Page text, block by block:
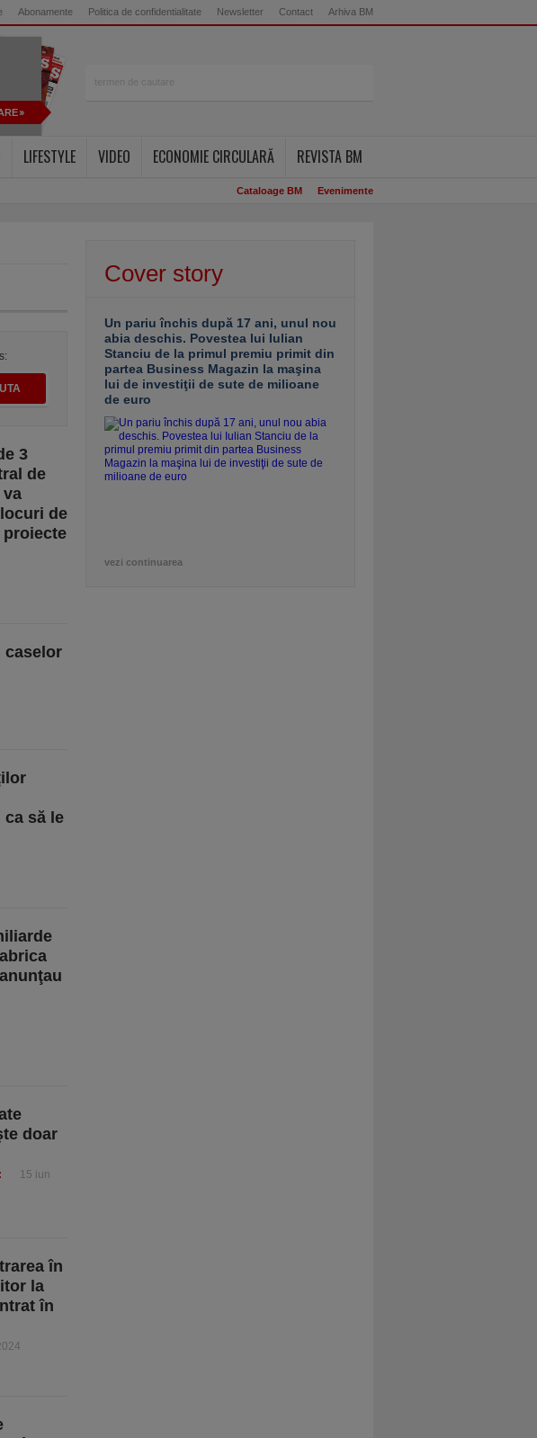
Abonamente Politica de confidentialitate Newsletter Contact Arhiva BM
LIFESTYLE VIDEO ECONOMIE CIRCULARĂ REVISTA BM
Cataloage BM Evenimente
3
de
va
de
proiecte
caselor
ca să le
doar
15 iun
în
la
în
Cover story
Un pariu închis după 17 ani, unul nou
abia deschis. Povestea lui Iulian
Stanciu de la primul premiu primit din
partea Business Magazin la maşina
lui de investiţii de sute de milioane
de euro
vezi continuarea